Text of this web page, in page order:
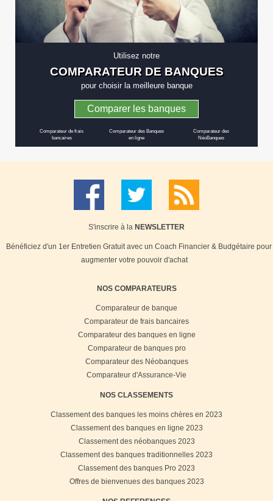
Utilisez notre
COMPARATEUR DE BANQUES
pour choisir la meilleure banque
Comparer les banques
Comparateur de frais
bancaires
Comparateur des Banques
en ligne
Comparateur des
NéoBanques
S'inscrire à la NEWSLETTER
Bénéficiez d'un 1er Entretien Gratuit avec un Coach Financier & Budgétaire pour
augmenter votre pouvoir d'achat
NOS COMPARATEURS
Comparateur de banque
Comparateur de frais bancaires
Comparateur des banques en ligne
Comparateur de banques pro
Comparateur des Néobanques
Comparateur d'Assurance-Vie
NOS CLASSEMENTS
Classement des banques les moins chères en 2023
Classement des banques en ligne 2023
Classement des néobanques 2023
Classement des banques traditionnelles 2023
Classement des banques Pro 2023
Offres de bienvenues des banques 2023